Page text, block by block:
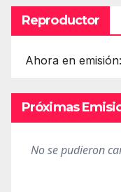
Reproductor
Ahora en
Próximas